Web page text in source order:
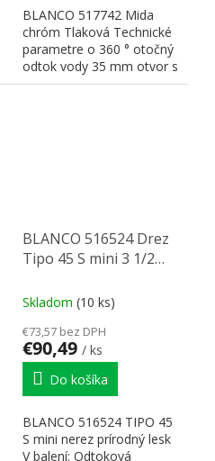
BLANCO 517742 Mida
chróm Tlaková Technické
parametre o 360 ° otočný
odtok vody 35 mm otvor s
keramickými tesneniami...
BLANCO 516524 Drez
Tipo 45 S mini 3 1/2
bez excentru
Skladom (10 ks)
€73,57 bez DPH
€90,49 / ks
Do košíka
BLANCO 516524 TIPO 45
S mini nerez prírodný lesk
V balení: Odtoková